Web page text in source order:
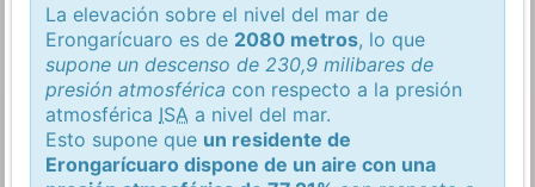
La elevación sobre el nivel del mar de
Erongarícuaro es de 2080 metros, lo que
supone un descenso de 230,9 milibares de
presión atmosférica con respecto a la presión
atmosférica ISA a nivel del mar.
Esto supone que un residente de
Erongarícuaro dispone de un aire con una